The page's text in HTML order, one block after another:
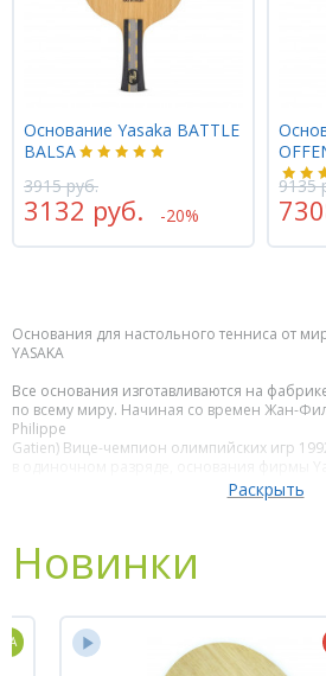
Основание Yasaka BATTLE
BALSA
3915 руб.
3132 руб. -20%
9135
Основания для настольного тенниса от
YASAKA
Все основания изготавливаются на
по всему миру. Начиная со времен Жан-
Philippe
Gatien) Вице-чемпион олимпийских игр
популярность среди игроков. На
фирмы также выступает всемирно
истории.
на китайском рынке.
Новинки